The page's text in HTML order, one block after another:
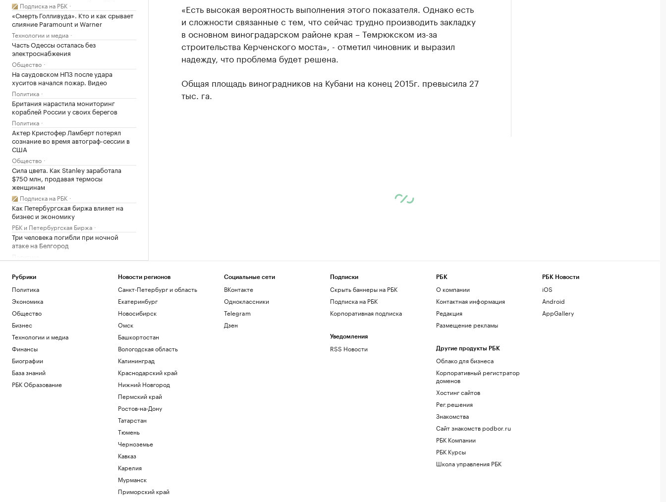
Подписка на РБК
«Смерть Голливуда». Кто и как срывает
слияние Paramount и Warner
Технологии и медиа
Часть Одессы осталась без
электроснабжения
Общество
На саудовском НПЗ после удара
хуситов начался пожар. Видео
Политика
Британия нарастила мониторинг
кораблей России у своих берегов
Политика
Актер Кристофер Ламберт потерял
сознание во время автограф-сессии в
США
Общество
Сила цвета. Как Stanley заработала
$750 млн, продавая термосы
женщинам
Подписка на РБК
Как Петербургская биржа влияет на
бизнес и экономику
РБК и Петербургская Биржа
Три человека погибли при ночной
атаке на Белгород
пакистанской зоне Кашмира достигло
89
Политика
Хуситы атаковали беспилотником НПЗ
Aramco в Джизане
Общество
КРТ по-кавказски: Минстрой РФ
градпотенциала СКФО
Краснодарский край
Как внуки влияют на здоровье бабушек
и дедушек
«Есть высокая вероятность выполнения этого показателя. Однако есть
и сложности связанные с тем, что сейчас трудно производить закладку
в основном виноградарском районе края – Темрюкском из-за
строительства Керченского моста», - отметил чиновник и выразил
надежду, что проблема будет решена.
Общая площадь виноградников на Кубани на конец 2015г. превысила 27
тыс. га.
Рубрики
Политика
Экономика
Общество
Бизнес
Технологии и медиа
Финансы
Биографии
База знаний
РБК Образование
Новости регионов
Санкт-Петербург и область
Екатеринбург
Новосибирск
Омск
Башкортостан
Вологодская область
Калининград
Краснодарский край
Нижний Новгород
Пермский край
Ростов-на-Дону
Татарстан
Тюмень
Черноземье
Кавказ
Карелия
Мурманск
Приморский край
Социальные сети
ВКонтакте
Одноклассники
Telegram
Дзен
Подписки
Скрыть баннеры на РБК
Подписка на РБК
Корпоративная подписка
Уведомления
RSS Новости
РБК
О компании
Контактная информация
Редакция
Размещение рекламы
Другие продукты РБК
Облако для бизнеса
Корпоративный регистратор
доменов
Хостинг сайтов
Рег.решения
Знакомства
Сайт знакомств podbor.ru
РБК Компании
РБК Курсы
Школа управления РБК
РБК Новости
iOS
Android
AppGallery